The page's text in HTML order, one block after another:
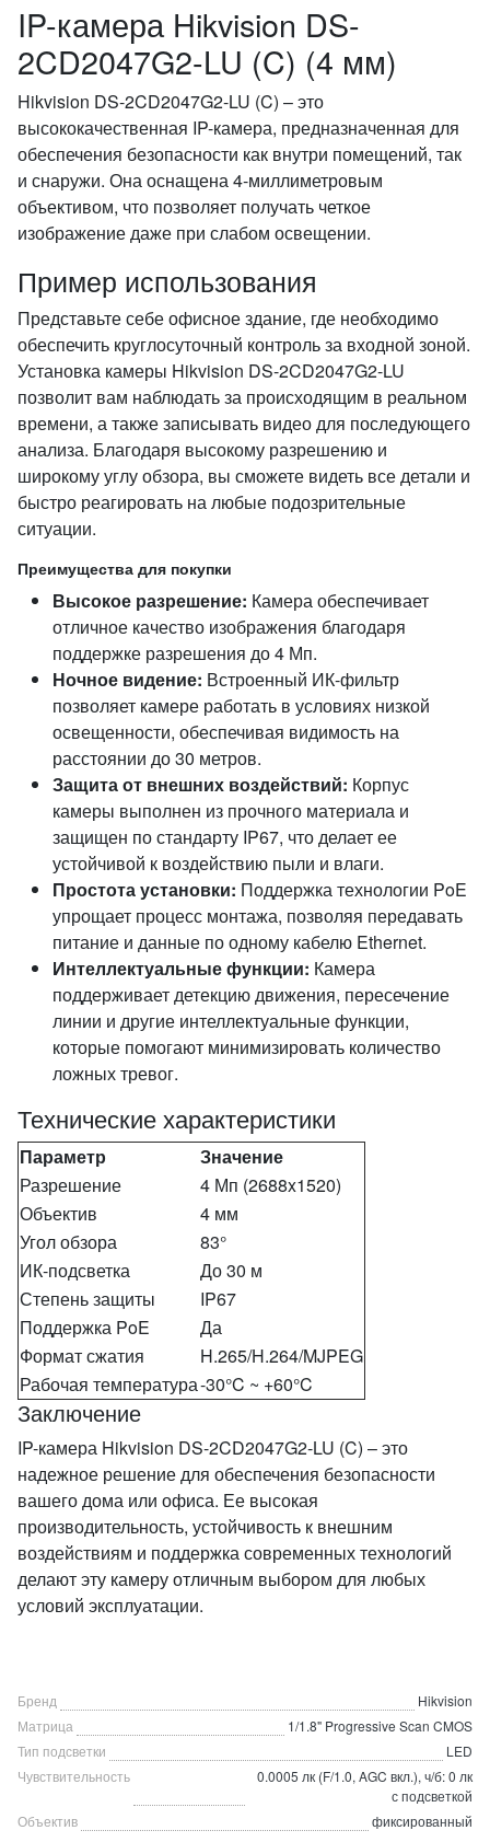
IP-камера Hikvision DS-
2CD2047G2-LU (C) (4 мм)
Hikvision DS-2CD2047G2-LU (C) – это
высококачественная IP-камера, предназначенная для
обеспечения безопасности как внутри помещений, так
и снаружи. Она оснащена 4-миллиметровым
объективом, что позволяет получать четкое
изображение даже при слабом освещении.
Пример использования
Представьте себе офисное здание, где необходимо
обеспечить круглосуточный контроль за входной зоной.
Установка камеры Hikvision DS-2CD2047G2-LU
позволит вам наблюдать за происходящим в реальном
времени, а также записывать видео для последующего
анализа. Благодаря высокому разрешению и
широкому углу обзора, вы сможете видеть все детали и
быстро реагировать на любые подозрительные
ситуации.
Преимущества для покупки
Высокое разрешение: Камера обеспечивает
отличное качество изображения благодаря
поддержке разрешения до 4 Мп.
Ночное видение: Встроенный ИК-фильтр
позволяет камере работать в условиях низкой
освещенности, обеспечивая видимость на
расстоянии до 30 метров.
Защита от внешних воздействий: Корпус
камеры выполнен из прочного материала и
защищен по стандарту IP67, что делает ее
устойчивой к воздействию пыли и влаги.
Простота установки: Поддержка технологии PoE
упрощает процесс монтажа, позволяя передавать
питание и данные по одному кабелю Ethernet.
Интеллектуальные функции: Камера
поддерживает детекцию движения, пересечение
линии и другие интеллектуальные функции,
которые помогают минимизировать количество
ложных тревог.
Технические характеристики
Параметр
Значение
Разрешение
4 Мп (2688x1520)
Объектив
4 мм
Угол обзора
83°
ИК-подсветка
До 30 м
Степень защиты
IP67
Поддержка PoE
Да
Формат сжатия
H.265/H.264/MJPEG
Рабочая температура-30°C ~ +60°C
Заключение
IP-камера Hikvision DS-2CD2047G2-LU (C) – это
надежное решение для обеспечения безопасности
вашего дома или офиса. Ее высокая
производительность, устойчивость к внешним
воздействиям и поддержка современных технологий
делают эту камеру отличным выбором для любых
условий эксплуатации.
Бренд
Hikvision
Матрица
1/1.8" Progressive Scan CMOS
Тип подсветки
LED
Чувствительность
0.0005 лк (F/1.0, AGC вкл.), ч/б: 0 лк
с подсветкой
Объектив
фиксированный